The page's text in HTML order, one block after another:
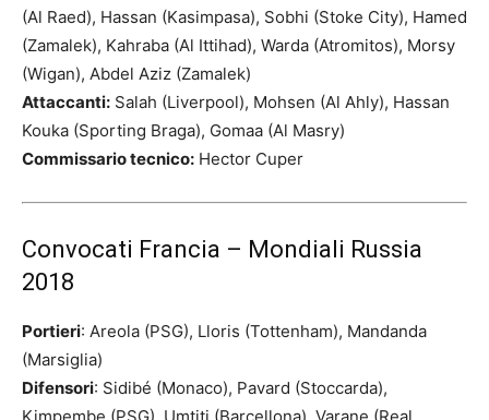
(Al Raed), Hassan (Kasimpasa), Sobhi (Stoke City), Hamed
(Zamalek), Kahraba (Al Ittihad), Warda (Atromitos), Morsy
(Wigan), Abdel Aziz (Zamalek)
Attaccanti: Salah (Liverpool), Mohsen (Al Ahly), Hassan
Kouka (Sporting Braga), Gomaa (Al Masry)
Commissario tecnico: Hector Cuper
Convocati Francia – Mondiali Russia
2018
Portieri: Areola (PSG), Lloris (Tottenham), Mandanda
(Marsiglia)
Difensori: Sidibé (Monaco), Pavard (Stoccarda),
Kimpembe (PSG), Umtiti (Barcellona), Varane (Real